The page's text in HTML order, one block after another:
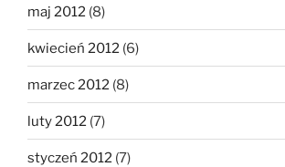
maj 2012 (8)
kwiecień 2012 (6)
marzec 2012 (8)
luty 2012 (7)
styczeń 2012 (7)